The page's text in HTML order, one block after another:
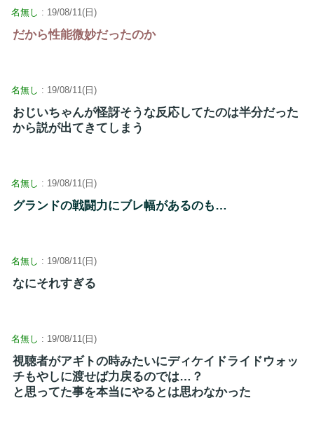
名無し : 19/08/11(日)
だから性能微妙だったのか
名無し : 19/08/11(日)
おじいちゃんが怪訝そうな反応してたのは半分だった
から説が出てきてしまう
名無し : 19/08/11(日)
グランドの戦闘力にブレ幅があるのも…
名無し : 19/08/11(日)
なにそれすぎる
名無し : 19/08/11(日)
視聴者がアギトの時みたいにディケイドライドウォッ
チもやしに渡せば力戻るのでは…？
と思ってた事を本当にやるとは思わなかった